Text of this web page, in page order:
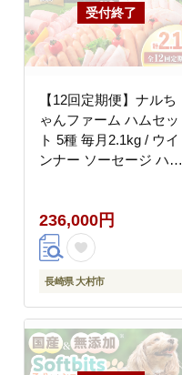
【12回定期便】ナルち
ゃんファーム ハムセッ
ト 5種 毎月2.1kg / ウイ
ンナー ソーセージ ハム
[ACAA355]
236,000円
長崎県 大村市